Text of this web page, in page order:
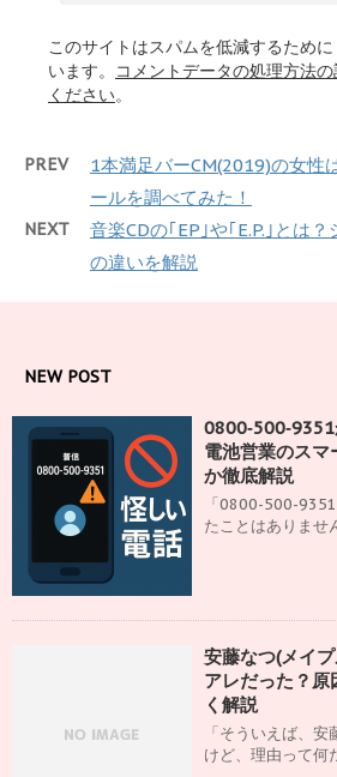
このサイトはスパムを低減するため
います。
コメントデータの処理方法
ください。
PREV
1本満足バーCM(2019)の女性
ールを調べてみた！
NEXT
音楽CDの｢EP｣や｢E.P.｣とは
の違いを解説
NEW POST
電池営業のス
か徹底解説
「0800-500-
たことはありませ
安藤なつ(メイ
アレだった？
く解説
「そういえば、
けど、理由って何